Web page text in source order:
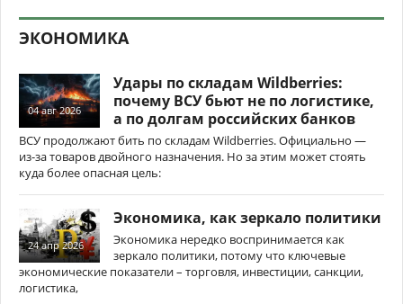
ЭКОНОМИКА
04 авг 2026
Удары по складам Wildberries:
почему ВСУ бьют не по логистике,
а по долгам российских банков
ВСУ продолжают бить по складам Wildberries. Официально —
из-за товаров двойного назначения. Но за этим может стоять
куда более опасная цель:
24 апр 2026
Экономика, как зеркало политики
Экономика нередко воспринимается как
зеркало политики, потому что ключевые
экономические показатели – торговля, инвестиции, санкции,
логистика,